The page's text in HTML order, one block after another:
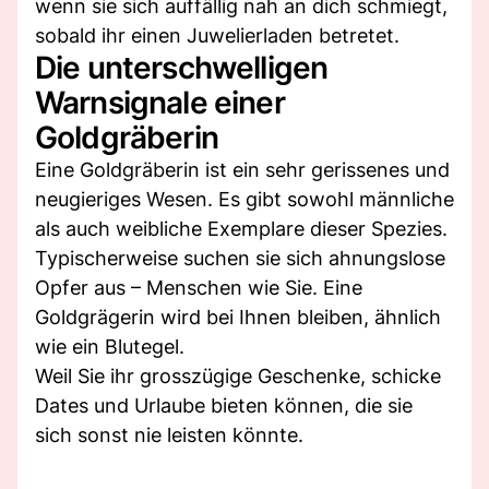
wenn sie sich auffällig nah an dich schmiegt,
sobald ihr einen Juwelierladen betretet.
Die unterschwelligen
Warnsignale einer
Goldgräberin
Eine Goldgräberin ist ein sehr gerissenes und
neugieriges Wesen. Es gibt sowohl männliche
als auch weibliche Exemplare dieser Spezies.
Typischerweise suchen sie sich ahnungslose
Opfer aus – Menschen wie Sie. Eine
Goldgrägerin wird bei Ihnen bleiben, ähnlich
wie ein Blutegel.
Weil Sie ihr grosszügige Geschenke, schicke
Dates und Urlaube bieten können, die sie
sich sonst nie leisten könnte.